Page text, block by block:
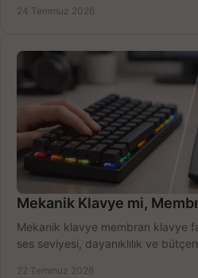
24 Temmuz 2026
Mekanik Klavye mi,
Mekanik klavye membran klavye
ses seviyesi, dayanıklılık ve
22 Temmuz 2026